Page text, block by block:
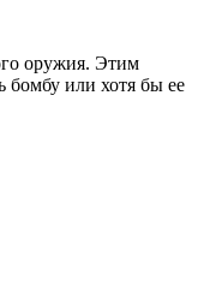
оружия. Этим
бомбу или хотя бы ее